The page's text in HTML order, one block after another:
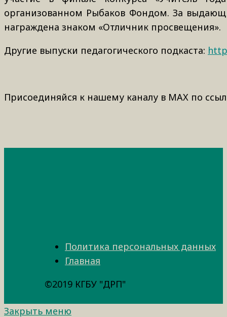
организованном Рыбаков Фондом. За
награждена знаком «Отличник просвещения».
Другие выпуски педагогического подкаста:
Присоединяйся к нашему каналу в MAX по
Политика персональных данных
Главная
©2019 КГБУ "ДРП"
Закрыть меню